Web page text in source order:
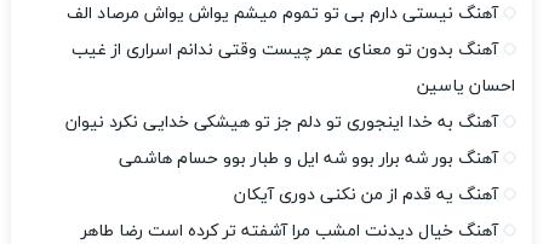
آهنگ نیستی دارم بی تو تموم میشم یواش یواش مرصاد الف
آهنگ بدون تو معنای عمر چیست وقتی ندانم اسراری از غیب
احسان یاسین
آهنگ به خدا اینجوری تو دلم جز تو هیشکی خدایی نکرد نیوان
آهنگ بور شه برار بوو شه ایل و طبار بوو حسام هاشمی
آهنگ یه قدم از من نکنی دوری آیکان
آهنگ خیال دیدنت امشب مرا آشفته تر کرده است رضا طاهر